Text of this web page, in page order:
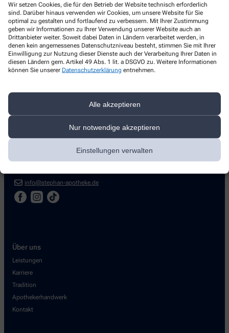
Wir setzen Cookies, die für den Betrieb der Website technisch erforderlich
sind. Darüber hinaus verwenden wir Cookies, um unsere Website für Sie
optimal zu gestalten und fortlaufend zu verbessern. Mit Ihrer Zustimmung
geben wir Informationen zu Ihrer Verwendung unserer Website auch an
Drittanbieter weiter. Soweit dabei Daten in Ländern verarbeitet werden, in
denen kein angemessenes Datenschutzniveau besteht, stimmen Sie mit Ihrer
Einwilligung zur Nutzung dieser Dienste auch der Verarbeitung Ihrer Daten in
diesen Ländern gem. Artikel 49 Abs. 1 lit. a DSGVO zu. Weitere Informationen
können Sie unserer Datenschutzerklärung entnehmen.
Alle akzeptieren
Nur notwendige akzeptieren
Einstellungen verwalten
Welcome to WordPress on Azure Sites. This is your first
post. Edit or delete it, then start writing!
Mehr lesen
Kontakt
Stephan-Apotheke Egglham
Hauptstraße 32,84385 Egglham
info@stephan-apotheke.de
Über uns
Leistungen
Karriere
Tradition
Apothekerhandwerk
Kontakt